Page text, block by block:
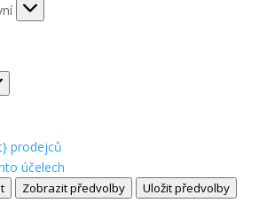
prodejců
účelech
Zobrazit předvolby Uložit předvolby